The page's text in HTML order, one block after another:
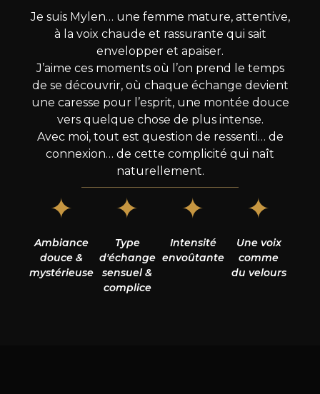
Je suis Mylen… une femme mature, attentive,
à la voix chaude et rassurante qui sait
envelopper et apaiser.
J’aime ces moments où l’on prend le temps
de se découvrir, où chaque échange devient
une caresse pour l’esprit, une montée douce
vers quelque chose de plus intense.
Avec moi, tout est question de ressenti… de
connexion… de cette complicité qui naît
naturellement.
✦
Ambiance
douce &
mystérieuse
✦
Type
d'échange
sensuel &
complice
✦
Intensité
envoûtante
✦
Une voix
comme
du velours